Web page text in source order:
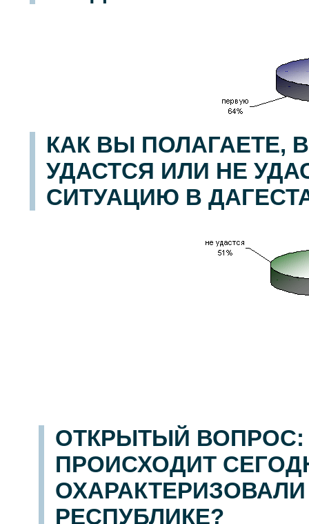
КАК ВЫ ПОЛАГАЕТЕ,
УДАСТСЯ ИЛИ НЕ
СИТУАЦИЮ В
ОТКРЫТЫЙ
ПРОИСХОДИТ
РЕСПУБЛИКЕ?